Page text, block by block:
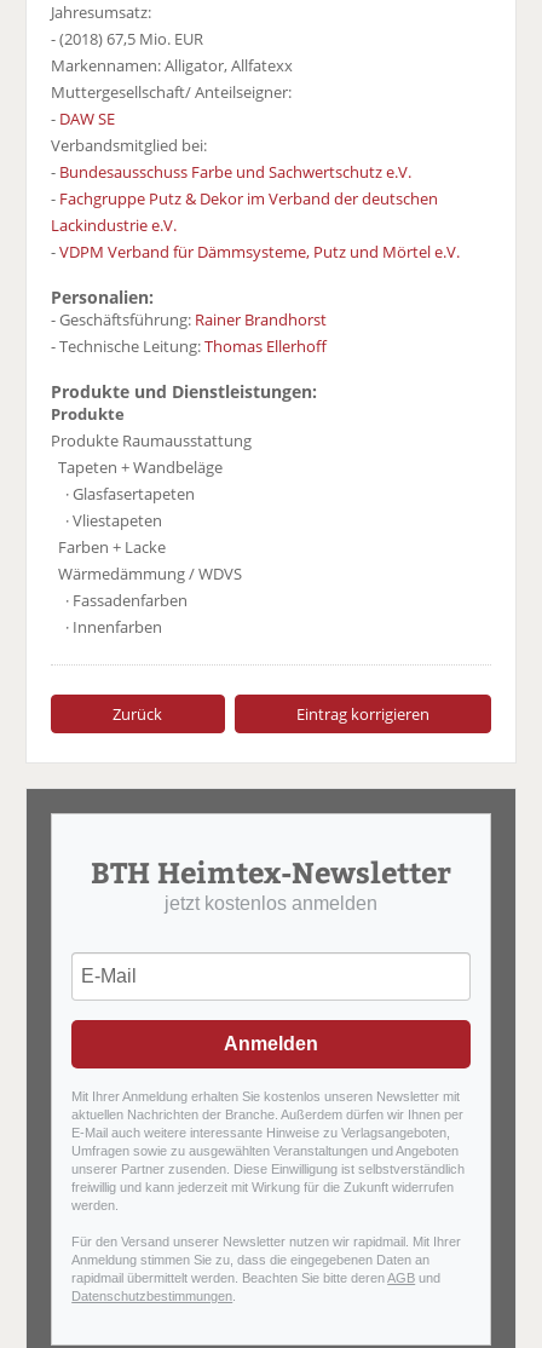
Jahresumsatz:
- (2018) 67,5 Mio. EUR
Markennamen: Alligator, Allfatexx
Muttergesellschaft/ Anteilseigner:
- DAW SE
Verbandsmitglied bei:
- Bundesausschuss Farbe und Sachwertschutz e.V.
- Fachgruppe Putz & Dekor im Verband der deutschen
Lackindustrie e.V.
-VDPM Verband für Dämmsysteme, Putz und Mörtel e.V.
Personalien:
- Geschäftsführung: Rainer Brandhorst
- Technische Leitung:Thomas Ellerhoff
Produkte und Dienstleistungen:
Produkte
Produkte Raumausstattung
Tapeten + Wandbeläge
· Glasfasertapeten
· Vliestapeten
Farben + Lacke
Wärmedämmung / WDVS
· Fassadenfarben
· Innenfarben
Zurück Eintrag korrigieren
BTH Heimtex-Newsletter
jetzt kostenlos anmelden
Anmelden
Mit Ihrer Anmeldung erhalten Sie kostenlos unseren Newsletter mit
aktuellen Nachrichten der Branche. Außerdem dürfen wir Ihnen per
E-Mail auch weitere interessante Hinweise zu Verlagsangeboten,
Umfragen sowie zu ausgewählten Veranstaltungen und Angeboten
unserer Partner zusenden. Diese Einwilligung ist selbstverständlich
freiwillig und kann jederzeit mit Wirkung für die Zukunft widerrufen
werden.
Für den Versand unserer Newsletter nutzen wir rapidmail. Mit Ihrer
Anmeldung stimmen Sie zu, dass die eingegebenen Daten an
rapidmail übermittelt werden. Beachten Sie bitte derenAGB und
Datenschutzbestimmungen